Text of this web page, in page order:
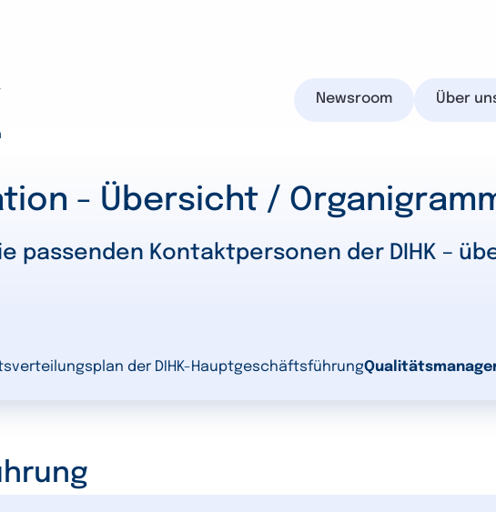
Newsroom Über
Sie DIHK.de
- Übersicht /
passenden Kontaktpersonen der DIHK –
der DIHK-Hauptgeschäftsführung